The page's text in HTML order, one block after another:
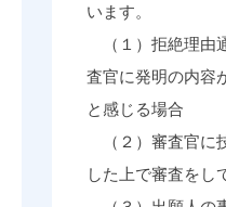
います。
（１）拒絶理由
査官に発明の内容
と感じる場合
（２）審査官に
した上で審査をし